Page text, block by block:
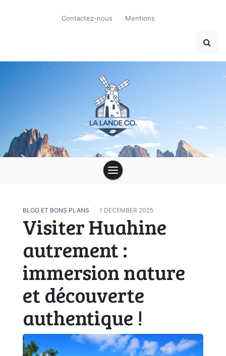
Contactez-nous Mentions
la-lande-du-
moulin.com
BLOG ET BONS PLANS / 1 DECEMBER 2025
Visiter Huahine
autrement :
immersion nature
et découverte
authentique !